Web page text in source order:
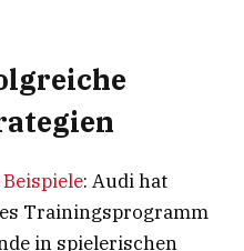
: Audi hat
Trainingsprogramm
in spielerischen